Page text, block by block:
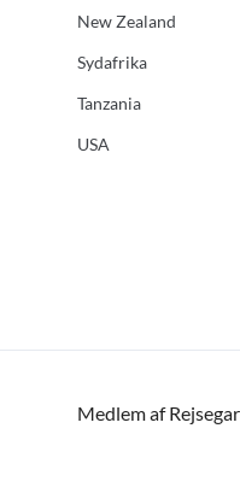
New Zealand
Sydafrika
Tanzania
USA
Medlem af